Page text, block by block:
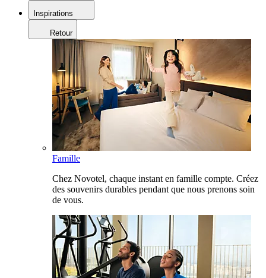
Inspirations
Retour
Famille
Chez Novotel, chaque instant en famille compte. Créez
des souvenirs durables pendant que nous prenons soin
de vous.